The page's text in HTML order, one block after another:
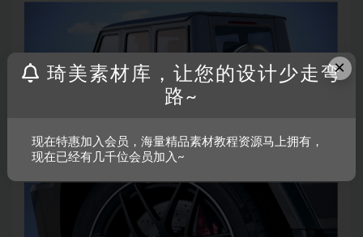
×
琦美素材库，让您的设计少走弯
路~
现在特惠加入会员，海量精品素材教程资源马上拥有，
现在已经有几千位会员加入~